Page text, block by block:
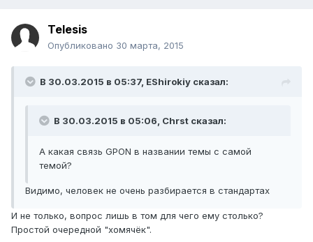
Telesis
Опубликовано 30 марта, 2015
В 30.03.2015 в 05:37, EShirokiy сказал:
В 30.03.2015 в 05:06, Chrst сказал:
А какая связь GPON в названии темы с самой
темой?
Видимо, человек не очень разбирается в стандартах
И не только, вопрос лишь в том для чего ему столько?
Простой очередной "хомячёк".